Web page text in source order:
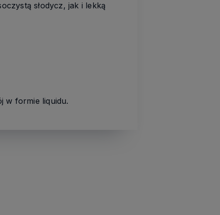
słodycz, jak i lekką
w formie liquidu.